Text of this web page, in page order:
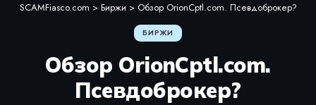
SCAMFiasco.com > Биржи > Обзор OrionCptl.com. Псевдоброкер?
БИРЖИ
Обзор OrionCptl.com.
Псевдоброкер?